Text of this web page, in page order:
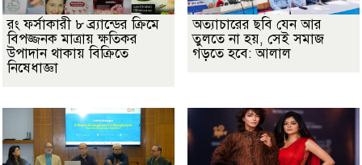
রং ফর্সাকারী ৮ ব্র্যান্ডের ক্রিমে
বিপজ্জনক মাত্রায় ক্ষতিকর
উপাদান থাকায় বিক্রিতে
নিষেধাজ্ঞা
অত্যাচারের ছবি যেন আর
তুলতে না হয়, সেই সমাজ
গড়তে হবে: আলাল